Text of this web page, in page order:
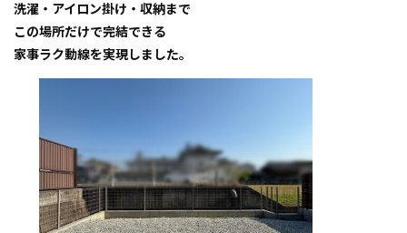
洗濯・アイロン掛け・収納まで
この場所だけで完結できる
家事ラク動線を実現しました。